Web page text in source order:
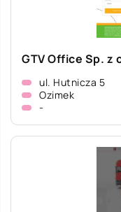
GTV Office Sp. z
ul. Hutnicza 5
Ozimek
-